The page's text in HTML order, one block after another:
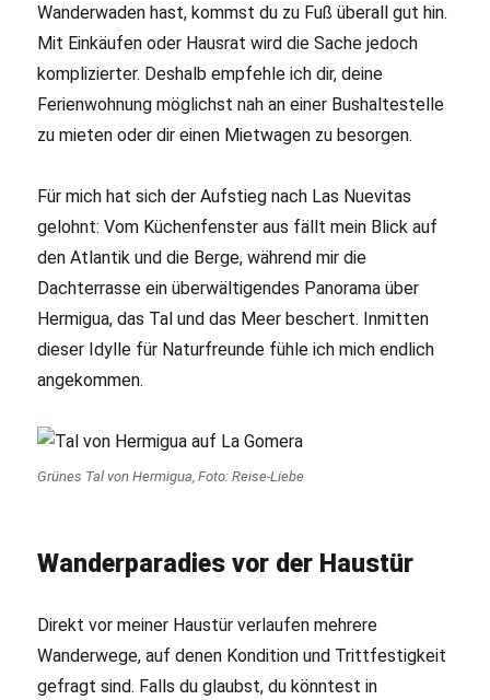
Wanderwaden hast, kommst du zu Fuß überall gut hin.
Mit Einkäufen oder Hausrat wird die Sache jedoch
komplizierter. Deshalb empfehle ich dir, deine
Ferienwohnung möglichst nah an einer Bushaltestelle
zu mieten oder dir einen Mietwagen zu besorgen.
Für mich hat sich der Aufstieg nach Las Nuevitas
gelohnt: Vom Küchenfenster aus fällt mein Blick auf
den Atlantik und die Berge, während mir die
Dachterrasse ein überwältigendes Panorama über
Hermigua, das Tal und das Meer beschert. Inmitten
dieser Idylle für Naturfreunde fühle ich mich endlich
angekommen.
Grünes Tal von Hermigua, Foto: Reise-Liebe
Wanderparadies vor der Haustür
Direkt vor meiner Haustür verlaufen mehrere
Wanderwege, auf denen Kondition und Trittfestigkeit
gefragt sind. Falls du glaubst, du könntest in